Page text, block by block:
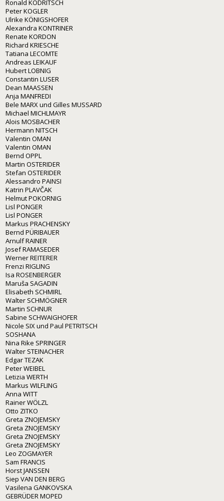
Ronald KODRITSCH
Peter KOGLER
Ulrike KÖNIGSHOFER
Alexandra KONTRINER
Renate KORDON
Richard KRIESCHE
Tatiana LECOMTE
Andreas LEIKAUF
Hubert LOBNIG
Constantin LUSER
Dean MAASSEN
Anja MANFREDI
Bele MARX und Gilles MUSSARD
Michael MICHLMAYR
Alois MOSBACHER
Hermann NITSCH
Valentin OMAN
Valentin OMAN
Bernd OPPL
Martin OSTERIDER
Stefan OSTERIDER
Alessandro PAINSI
Katrin PLAVČAK
Helmut POKORNIG
Lisl PONGER
Lisl PONGER
Markus PRACHENSKY
Bernd PÜRIBAUER
Arnulf RAINER
Josef RAMASEDER
Werner REITERER
Frenzi RIGLING
Isa ROSENBERGER
Maruša SAGADIN
Elisabeth SCHMIRL
Walter SCHMÖGNER
Martin SCHNUR
Sabine SCHWAIGHOFER
Nicole SIX und Paul PETRITSCH
SOSHANA
Nina Rike SPRINGER
Walter STEINACHER
Edgar TEZAK
Peter WEIBEL
Letizia WERTH
Markus WILFLING
Anna WITT
Rainer WÖLZL
Otto ZITKO
Greta ZNOJEMSKY
Greta ZNOJEMSKY
Greta ZNOJEMSKY
Greta ZNOJEMSKY
Leo ZOGMAYER
Sam FRANCIS
Horst JANSSEN
Siep VAN DEN BERG
Vasilena GANKOVSKA
GEBRÜDER MOPED